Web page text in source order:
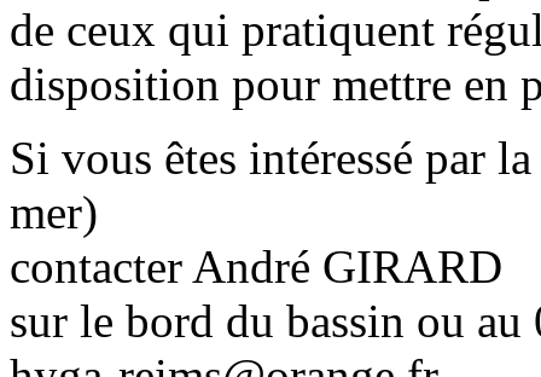
de ceux qui pratiquent
disposition pour mettre en
Si vous êtes intéressé par
mer)
contacter André GIRARD
sur le bord du bassin ou